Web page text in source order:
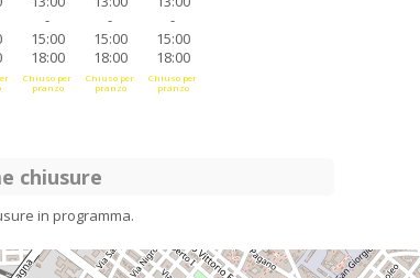
-
15:00
18:00
Chiuso per
pranzo
-
15:00
18:00
Chiuso per
pranzo
-
15:00
18:00
Chiuso per
pranzo
chiusure
in programma.